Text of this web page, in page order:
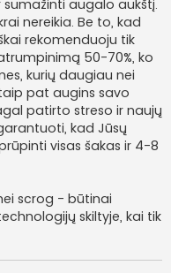
augalo aukštį.
nereikia. Be to, kad
rekomenduoju tik
50-70%, ko
kurių daugiau nei
pat augins savo
patirto streso ir naujų
kad Jūsų
visas šakas ir 4-8
scrog - būtinai
skiltyje, kai tik